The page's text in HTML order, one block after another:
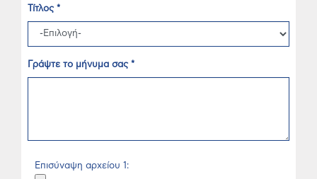
Τίτλος *
Γράψτε το μήνυμα σας *
Επισύναψη αρχείου 1: